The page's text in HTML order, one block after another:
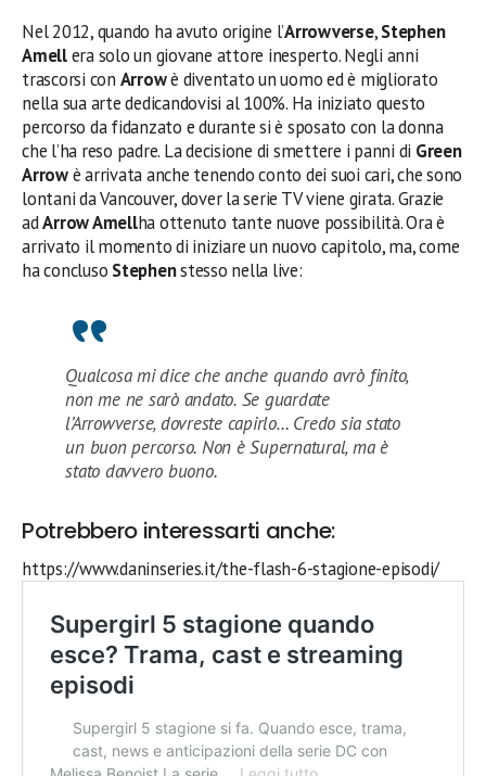
Nel 2012, quando ha avuto origine l’Arrowverse,Stephen
Amellera solo un giovane attore inesperto. Negli anni
trascorsi con Arrowè diventato un uomo ed è migliorato
nella sua arte dedicandovisi al 100%. Ha iniziato questo
percorso da fidanzato e durante si è sposato con la donna
che l’ha reso padre. La decisione di smettere i panni di Green
Arrowè arrivata anche tenendo conto dei suoi cari, che sono
lontani da Vancouver, dover la serie TV viene girata. Grazie
adArrow Amellha ottenuto tante nuove possibilità. Ora è
arrivato il momento di iniziare un nuovo capitolo, ma, come
ha concluso Stephenstesso nella live:
Qualcosa mi dice che anche quando avrò finito,
non me ne sarò andato. Se guardate
l’Arrowverse, dovreste capirlo… Credo sia stato
un buon percorso. Non è Supernatural, ma è
stato davvero buono.
Potrebbero interessarti anche:
https://www.daninseries.it/the-flash-6-stagione-episodi/